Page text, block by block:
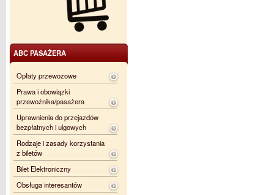
ABC PASAŻERA
Opłaty przewozowe
Prawa i obowiązki
przewoźnika/pasażera
Uprawnienia do przejazdów
bezpłatnych i ulgowych
Rodzaje i zasady korzystania
z biletów
Bilet Elektroniczny
Obsługa interesantów